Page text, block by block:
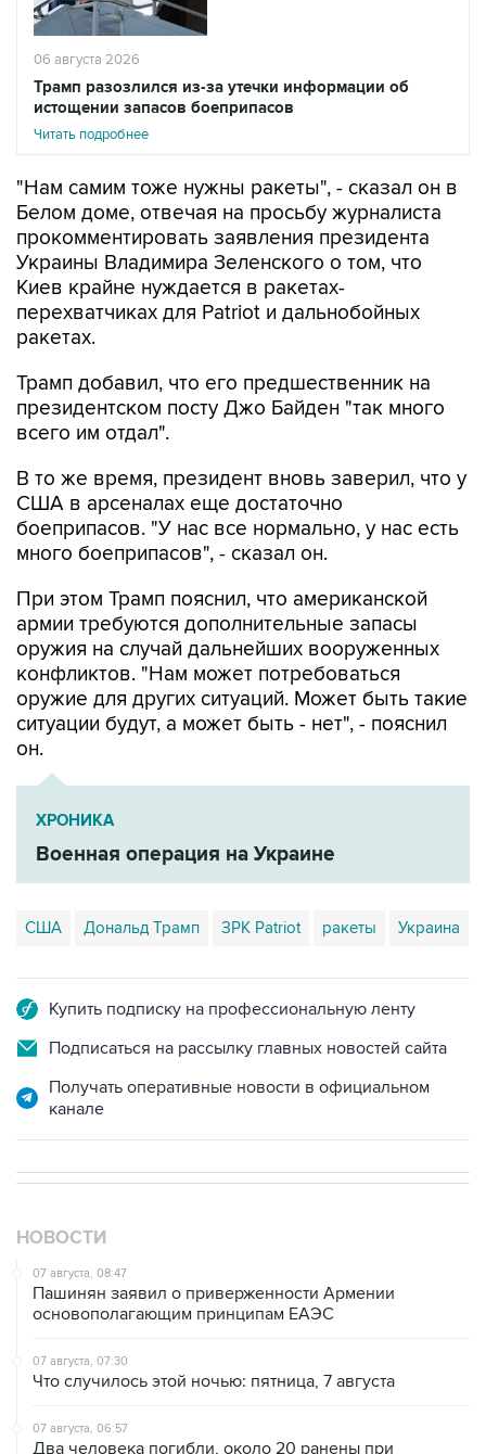
06 августа 2026
Трамп разозлился из-за утечки информации об
истощении запасов боеприпасов
Читать подробнее
"Нам самим тоже нужны ракеты", - сказал он в
Белом доме, отвечая на просьбу журналиста
прокомментировать заявления президента
Украины Владимира Зеленского о том, что
Киев крайне нуждается в ракетах-
перехватчиках для Patriot и дальнобойных
ракетах.
Трамп добавил, что его предшественник на
президентском посту Джо Байден "так много
всего им отдал".
В то же время, президент вновь заверил, что у
США в арсеналах еще достаточно
боеприпасов. "У нас все нормально, у нас есть
много боеприпасов", - сказал он.
При этом Трамп пояснил, что американской
армии требуются дополнительные запасы
оружия на случай дальнейших вооруженных
конфликтов. "Нам может потребоваться
оружие для других ситуаций. Может быть такие
ситуации будут, а может быть - нет", - пояснил
он.
ХРОНИКА
Военная операция на Украине
США Дональд Трамп ЗРК Patriot ракеты Украина
Купить подписку на профессиональную ленту
Подписаться на рассылку главных новостей сайта
Получать оперативные новости в официальном
канале
НОВОСТИ
07 августа, 08:47
Пашинян заявил о приверженности Армении
основополагающим принципам ЕАЭС
07 августа, 07:30
Что случилось этой ночью: пятница, 7 августа
07 августа, 06:57
Два человека погибли, около 20 ранены при